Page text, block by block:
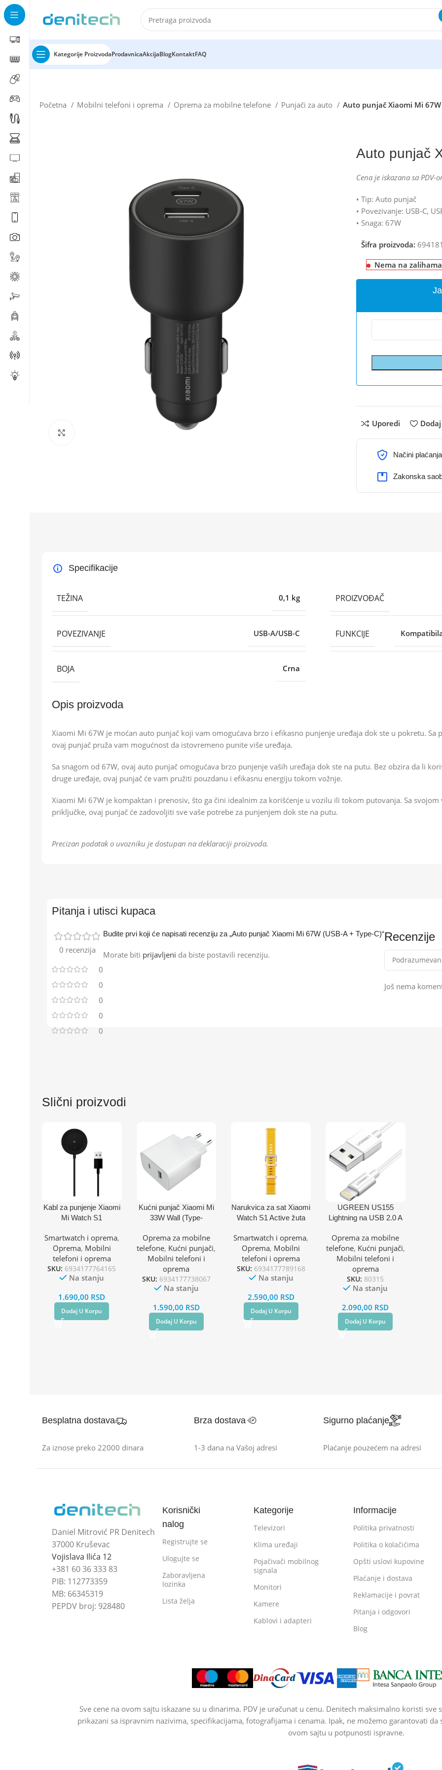
Kategorije ProizvodaProdavnicaAkcijaBlogKontaktFAQ
Početna Mobilni telefoni i oprema Oprema za mobilne telefone Punjači za auto Auto punjač Xiaomi Mi 67W
Auto punjač
Cena je iskazana sa PDV-
• Tip: Auto punjač
• Povezivanje: USB-C,
• Snaga: 67W
Šifra proizvoda:
Nema na zalihama
Uporedi
Načini
Zakonska
Specifikacije
TEŽINA 0,1 kg PROIZVOĐAČ
POVEZIVANJE USB-A/USB-C FUNKCIJE
BOJA Crna
Opis proizvoda
Xiaomi Mi 67W je moćan auto punjač koji vam omogućava brzo i efikasno punjenje uređaja dok ste u pokretu. Sa
ovaj punjač pruža vam mogućnost da istovremeno punite više uređaja.
Sa snagom od 67W, ovaj auto punjač omogućava brzo punjenje vaših uređaja dok ste na putu. Bez obzira da li
druge uređaje, ovaj punjač će vam pružiti pouzdanu i efikasnu energiju tokom vožnje.
Xiaomi Mi 67W je kompaktan i prenosiv, što ga čini idealnim za korišćenje u vozilu ili tokom putovanja. Sa
priključke, ovaj punjač će zadovoljiti sve vaše potrebe za punjenjem dok ste na putu.
Precizan podatak o uvozniku je dostupan na deklaraciji proizvoda.
Pitanja i utisci kupaca
0 recenzija
0
0
0
0
0
Recenzije
Još nema
Budite prvi koji će napisati recenziju za „Auto punjač Xiaomi Mi 67W (USB-A + Type-C)“
Morate biti prijavljeni da biste postavili recenziju.
Slični proizvodi
Kabl za punjenje Xiaomi
Mi Watch S1
Smartwatch i oprema,
Oprema, Mobilni
telefoni i oprema
SKU: 6934177764165
Na stanju
1.690,00 RSD
Dodaj U Korpu
Kućni punjač Xiaomi Mi
33W Wall (Type-
Oprema za mobilne
telefone, Kućni punjači,
Mobilni telefoni i
oprema
SKU: 6934177738067
Na stanju
1.590,00 RSD
Dodaj U Korpu
Narukvica za sat Xiaomi
Watch S1 Active žuta
Smartwatch i oprema,
Oprema, Mobilni
telefoni i oprema
SKU: 6934177789168
Na stanju
2.590,00 RSD
Dodaj U Korpu
UGREEN US155
Lightning na USB 2.0 A
Oprema za mobilne
telefone, Kućni punjači,
Mobilni telefoni i
oprema
SKU: 80315
Na stanju
2.090,00 RSD
Dodaj U Korpu
Besplatna dostava
Za iznose preko 22000 dinara
Brza dostava
1-3 dana na Vašoj adresi
Sigurno plaćanje
Plaćanje pouzećem na adresi
Daniel Mitrović PR Denitech
37000 Kruševac
Vojislava Ilića 12
+381 60 36 333 83
PIB: 112773359
MB: 66345319
PEPDV broj: 928480
Korisnički
nalog
Registrujte se
Ulogujte se
Zaboravljena
lozinka
Lista želja
Kategorije
Televizori
Klima uređaji
Pojačivači mobilnog
signala
Monitori
Kamere
Kablovi i adapteri
Informacije
Politika privatnosti
Politika o kolačićima
Opšti uslovi kupovine
Plaćanje i dostava
Reklamacije i povrat
Pitanja i odgovori
Blog
Sve cene na ovom sajtu iskazane su u dinarima. PDV je uračunat u cenu. Denitech maksimalno koristi
prikazani sa ispravnim nazivima, specifikacijama, fotografijama i cenama. Ipak, ne možemo garantovati
ovom sajtu u potpunosti ispravne.